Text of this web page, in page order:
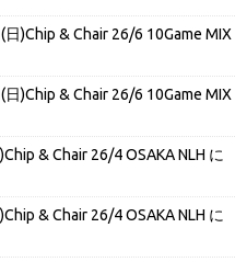
日)Chip & Chair 26/6 10Game MIX
日)Chip & Chair 26/6 10Game MIX
& Chair 26/4 OSAKA NLH に
& Chair 26/4 OSAKA NLH に